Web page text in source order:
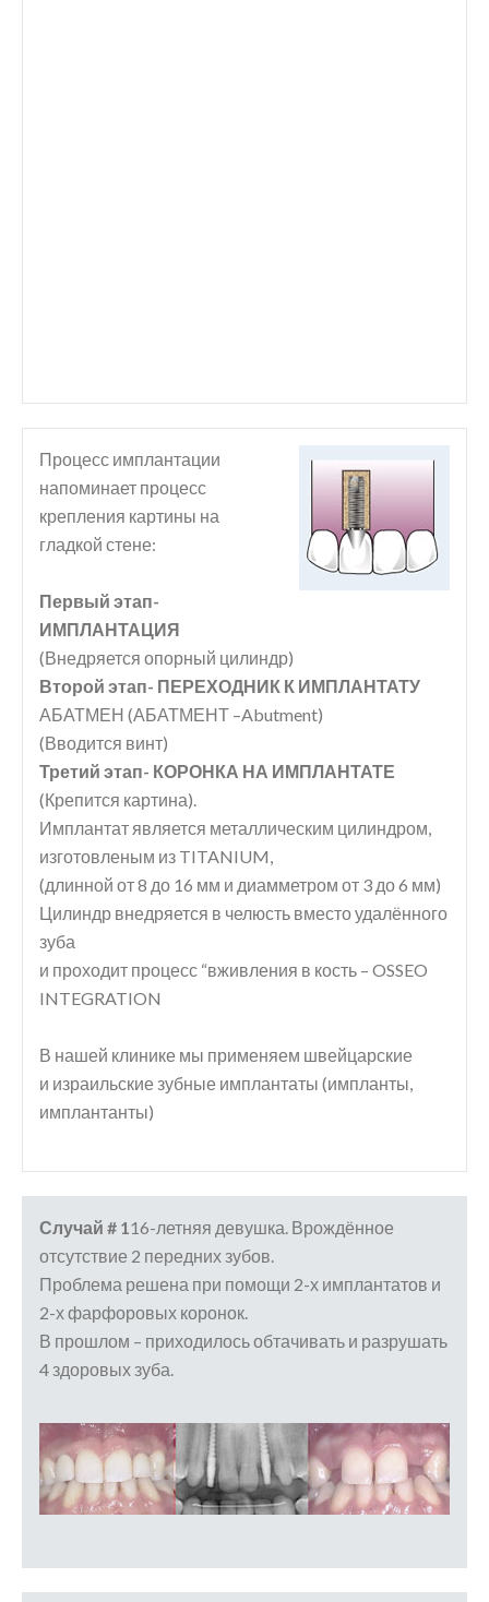
Процесс имплантации
напоминает процесс
крепления картины на
гладкой стене:
Первый этап-
ИМПЛАНТАЦИЯ
(Внедряется опорный цилиндр)
Второй этап- ПЕРЕХОДНИК К ИМПЛАНТАТУ
АБАТМЕН (АБАТМЕНТ –Abutment)
(Вводится винт)
Третий этап- КОРОНКА НА ИМПЛАНТАТЕ
(Крепится картина).
Имплантат является металлическим цилиндром,
изготовленым из TITANIUM,
(длинной от 8 до 16 мм и диамметром от 3 до 6 мм)
Цилиндр внедряется в челюсть вместо удалённого
зуба
и проходит процесс “вживления в кость – OSSEO
INTEGRATION
В нашей клинике мы применяем швейцарские
и израильские зубные имплантаты (импланты,
имплантанты)
Случай # 116-летняя девушка. Врождённое
отсутствие 2 передних зубов.
Проблема решена при помощи 2-х имплантатов и
2-х фарфоровых коронок.
В прошлом – приходилось обтачивать и разрушать
4 здоровых зуба.